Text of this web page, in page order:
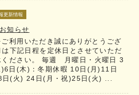
更新情報
知らせ
利用いただき誠にありがとうござ
下記日程を定休日とさせていただ
ください。 毎週 月曜日・火曜日 3
日(木)：冬期休暇 10日(月)11日
(火) 24日(月・祝)25日(火) ...